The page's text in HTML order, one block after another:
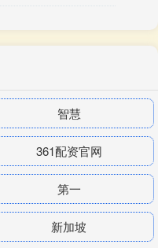
智慧
361配资官网
第一
新加坡